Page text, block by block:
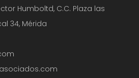
Humboltd, C.C. Plaza las
34, Mérida